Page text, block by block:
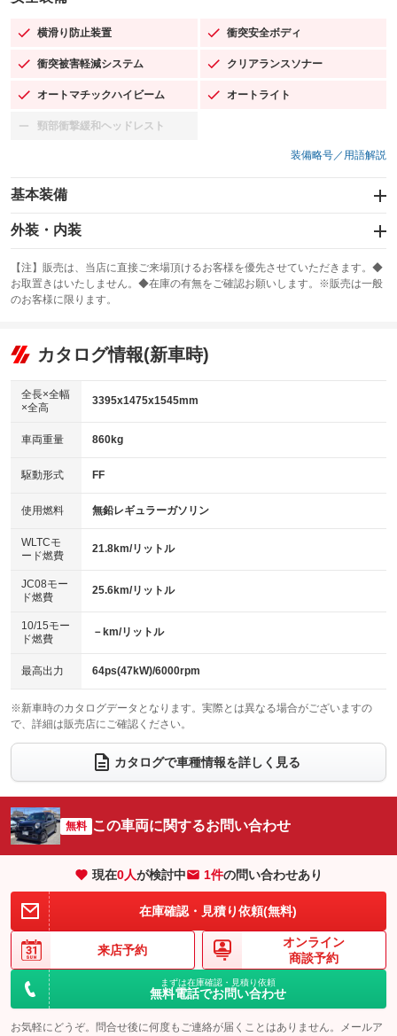
横滑り防止装置
：装備あり 衝突安全ボディ
：装備あり
衝突被害軽減システム
：装備あり クリアランスソナー
：装備あり
オートマチックハイビーム
：装備あり オートライト
：装備あり
頸部衝撃緩和ヘッドレスト
：装備なし
装備略号／用語解説
基本装備
エアバッグ：運転席/助手席/サイド
：装備あり
：装備なし
サンルーフ
：装備なし ABS
リフトアップ
：装備なし
：装備なし
パワーウィンドウ
アイドリングストップ
：装備あり
USB入力端子
：装備あり
100V電源
：装備なし
センターデフロック
：装備なし
電動格納ミラー
：装備あり
外装・内装
カーナビ：メモリーナビ他
：装備あり
TV：フルセグ
：装備あり
ビジュアル：-／DVD再生
：装備あり
：装備あり
革シート
キーレス
HID(キセノンライト)
：装備なし
バックカメラ
：装備あり
エアロ
：装備なし
：装備なし
パワーシート
ベンチシート
：装備なし
チップアップシート
：装備あり
：装備なし ：装備あり
ウォークスルー
：装備なし
電動リアゲート フロントカメラ
：装備なし
：装備なし ：装備なし
サイドカメラ
：装備なし ルーフレール
：装備なし
：装備なし
：装備なし
装備略号／用語解説
【注】販売は、当店に直接ご来場頂けるお客様を優先させていただきます。◆
お取置きはいたしません。◆在庫の有無をご確認お願いします。※販売は一般
のお客様に限ります。
カタログ情報(新車時)
全長×全幅
×全高
3395x1475x1545mm
車両重量 860kg
駆動形式 FF
使用燃料 無鉛レギュラーガソリン
WLTCモ
ード燃費
21.8km/リットル
JC08モー
ド燃費
25.6km/リットル
10/15モー
ド燃費
－km/リットル
最高出力 64ps(47kW)/6000rpm
※新車時のカタログデータとなります。実際とは異なる場合がございますの
で、詳細は販売店にご確認ください。
カタログで車種情報を詳しく見る
無料 この車両に関するお問い合わせ
現在0人が検討中 1件の問い合わせあり
在庫確認・見積り依頼(無料)
来店予約
オンライン
商談予約
まずは在庫確認・見積り依頼
無料電話でお問い合わせ
お気軽にどうぞ。問合せ後に何度もご連絡が届くことはありません。メールア